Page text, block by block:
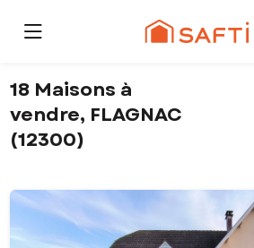
18 Maisons à
vendre, FLAGNAC
(12300)